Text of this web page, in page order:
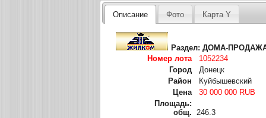
Описание Фото Карта Y
Раздел:ДОМА-
Номер лота
1052234
Город
Донецк
Район
Куйбышевский
Цена
30 000 000 RUB
Площадь:
общ.
246.3